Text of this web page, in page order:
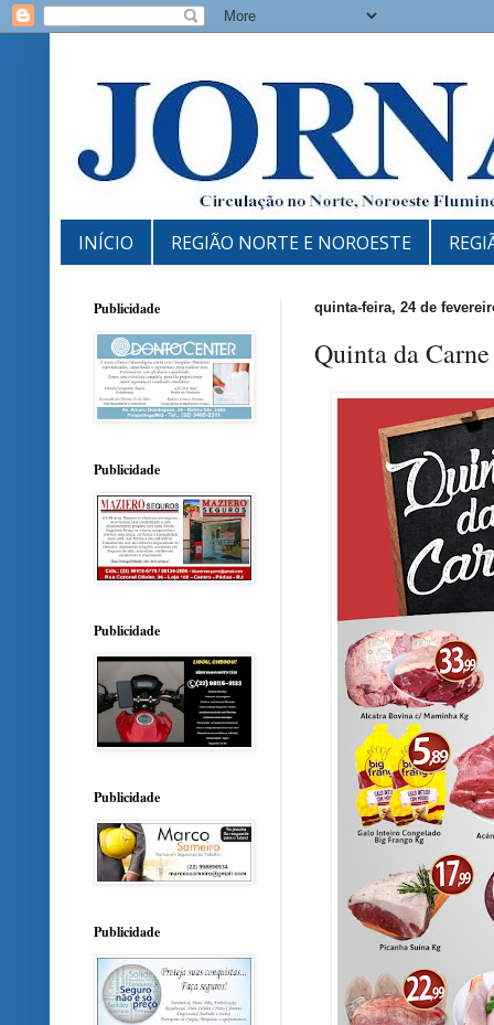
INÍCIO REGIÃO NORTE E NOROESTE
quinta-feira, 24 de
Quinta da
Publicidade
Publicidade
Publicidade
Publicidade
Publicidade